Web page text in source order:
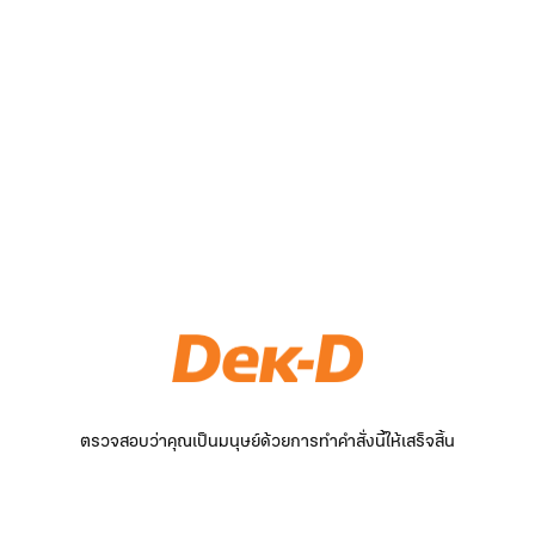
ตรวจสอบว่าคุณเป็นมนุษย์ด้วยการทำคำสั่งนี้ให้เสร็จสิ้น